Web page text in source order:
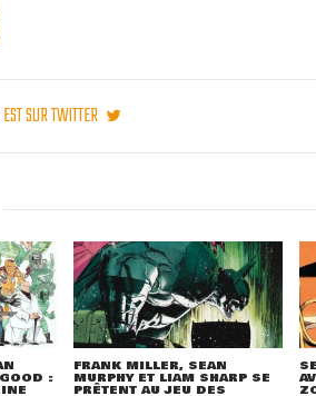
EST SUR TWITTER
:
FRANK MILLER, SEAN
MURPHY ET LIAM SHARP SE
PRÊTENT AU JEU DES